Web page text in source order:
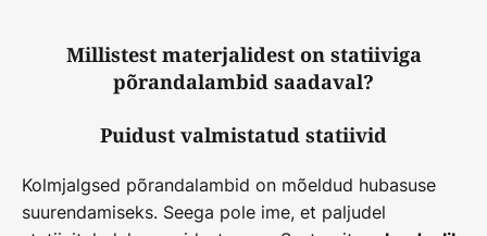
Millistest materjalidest on statiiviga
põrandalambid saadaval?
Puidust valmistatud statiivid
Kolmjalgsed põrandalambid on mõeldud hubasuse
suurendamiseks. Seega pole ime, et paljudel